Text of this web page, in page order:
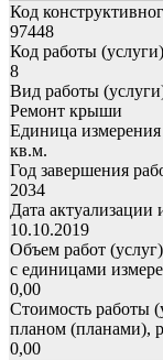
Код
97448
Код работы
8
Вид работы
Ремонт крыши
Единица
кв.м.
Год завершения
2034
Дата актуализации
10.10.2019
Объем работ
с единицами
0,00
Стоимость работы
планом (планами),
0,00